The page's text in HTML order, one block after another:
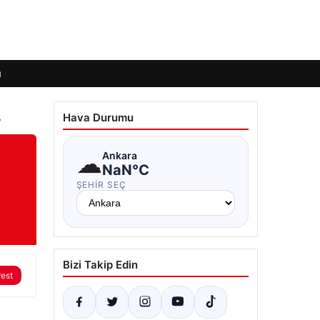
Hava Durumu
☁Ankara
NaN°C
ŞEHIR SEÇ
Bizi Takip Edin